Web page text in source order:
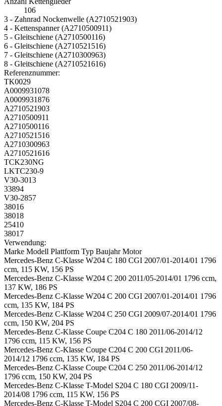
106
3 - Zahnrad Nockenwelle (A2710521903)
4 - Kettenspanner (A2710500911)
5 - Gleitschiene (A2710500116)
6 - Gleitschiene (A2710521516)
7 - Gleitschiene (A2710300963)
8 - Gleitschiene (A2710521616)
Referenznummer:
TK0029
A0009931078
A0009931876
A2710521903
A2710500911
A2710500116
A2710521516
A2710300963
A2710521616
TCK230NG
LKTC230-9
V30-3013
33894
V30-2857
38016
38018
25410
38017
Verwendung:
Marke Modell Plattform Typ Baujahr Motor
Mercedes-Benz C-Klasse W204 C 180 CGI 2007/01-2014/01 1796
ccm, 115 KW, 156 PS
Mercedes-Benz C-Klasse W204 C 200 2011/05-2014/01 1796 ccm,
137 KW, 186 PS
Mercedes-Benz C-Klasse W204 C 200 CGI 2007/01-2014/01 1796
ccm, 135 KW, 184 PS
Mercedes-Benz C-Klasse W204 C 250 CGI 2009/07-2014/01 1796
ccm, 150 KW, 204 PS
Mercedes-Benz C-Klasse Coupe C204 C 180 2011/06-2014/12
1796 ccm, 115 KW, 156 PS
Mercedes-Benz C-Klasse Coupe C204 C 200 CGI 2011/06-
2014/12 1796 ccm, 135 KW, 184 PS
Mercedes-Benz C-Klasse Coupe C204 C 250 2011/06-2014/12
1796 ccm, 150 KW, 204 PS
Mercedes-Benz C-Klasse T-Model S204 C 180 CGI 2009/11-
2014/08 1796 ccm, 115 KW, 156 PS
Mercedes-Benz C-Klasse T-Model S204 C 200 CGI 2007/08-